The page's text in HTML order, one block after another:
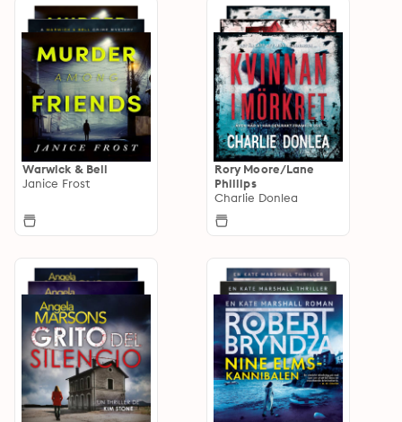
Warwick & Bell
Janice Frost
Rory Moore/Lane
Phillips
Charlie Donlea